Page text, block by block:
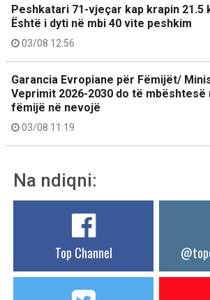
Peshkatari 71-vjeçar kap krapin 21.5
Është i dyti në mbi 40 vite peshkim
03/08 12:56
Garancia Evropiane për Fëmijët/
Veprimit 2026-2030 do të mbështesë
fëmijë në nevojë
03/08 11:19
Na ndiqni:
Top Channel